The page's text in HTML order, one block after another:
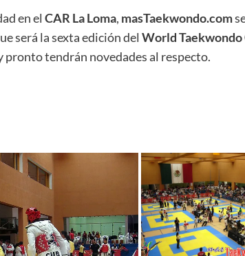
en el CAR La Loma, masTaekwondo.com
será la sexta edición del WorldTaekwondo
pronto tendrán novedades al respecto.